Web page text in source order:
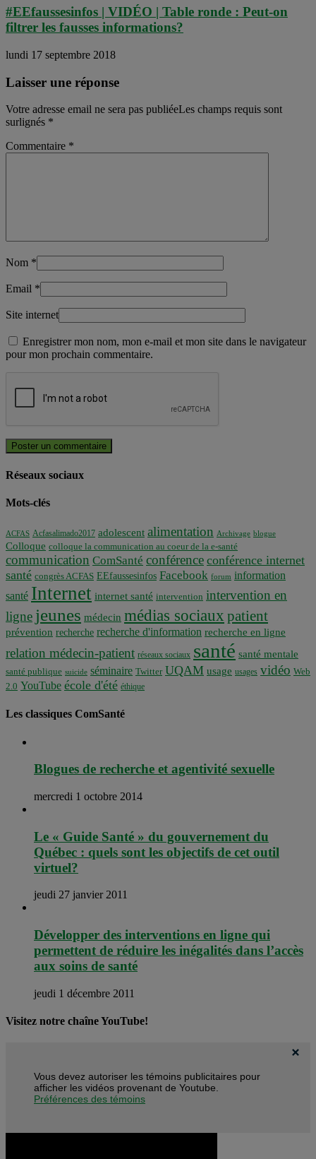
#EEfaussesinfos | VIDÉO | Table ronde : Peut-on
filtrer les fausses informations?
lundi 17 septembre 2018
Laisser une réponse
Votre adresse email ne sera pas publiéeLes champs requis sont
surlignés *
Commentaire *
Nom *
Email *
Site internet
Enregistrer mon nom, mon e-mail et mon site dans le navigateur
pour mon prochain commentaire.
Réseaux sociaux
Mots-clés
ACFAS Acfasalimado2017 adolescent alimentation Archivage blogue
Colloque colloque la communication au coeur de la e-santé
communication ComSanté conférence conférence internet
santé congrès ACFAS EEfaussesinfos Facebook forum information
santé Internet internet santé intervention intervention en
ligne jeunes médecin médias sociaux patient
prévention recherche recherche d'information recherche en ligne
relation médecin-patient réseaux sociaux santé santé mentale
santé publique suicide séminaire Twitter UQAM usage usages vidéo Web
2.0 YouTube école d'été éthique
Les classiques ComSanté
Blogues de recherche et agentivité sexuelle
mercredi 1 octobre 2014
Le « Guide Santé » du gouvernement du
Québec : quels sont les objectifs de cet outil
virtuel?
jeudi 27 janvier 2011
Développer des interventions en ligne qui
permettent de réduire les inégalités dans l’accès
aux soins de santé
jeudi 1 décembre 2011
Visitez notre chaîne YouTube!
Vous devez autoriser les témoins publicitaires pour
afficher les vidéos provenant de Youtube.
Préférences des témoins